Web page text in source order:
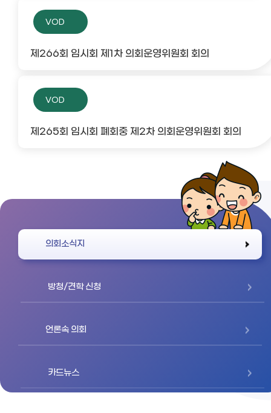
VOD
제266회 임시회 제1차 의회운영위원회 회의
VOD
제265회 임시회 폐회중 제2차 의회운영위원회 회의
의회소식지
방청/견학 신청
언론속 의회
카드뉴스